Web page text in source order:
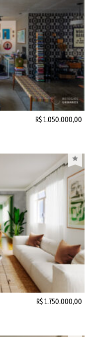
R$ 1.050.000,00
R$ 1.750.000,00